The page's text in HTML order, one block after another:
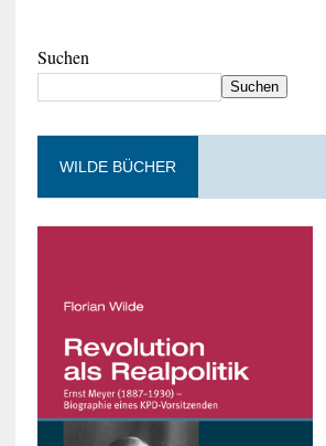
Suchen
Suchen
WILDE BÜCHER